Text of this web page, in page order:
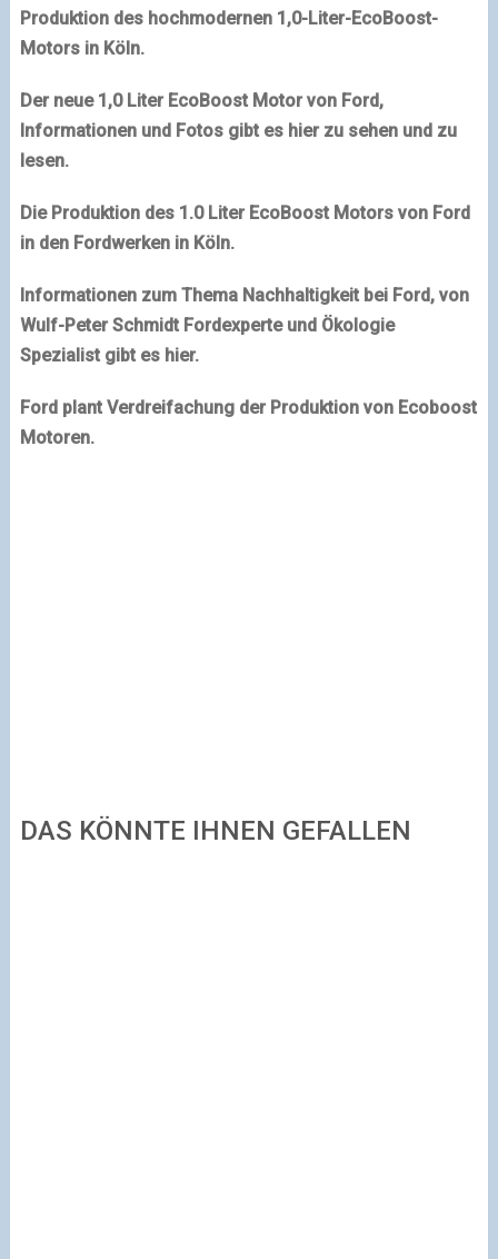
Produktion des hochmodernen 1,0-Liter-EcoBoost-
Motors in Köln.
Der neue 1,0 Liter EcoBoost Motor von Ford,
Informationen und Fotos gibt es hier zu sehen und zu
lesen.
Die Produktion des 1.0 Liter EcoBoost Motors von Ford
in den Fordwerken in Köln.
Informationen zum Thema Nachhaltigkeit bei Ford, von
Wulf-Peter Schmidt Fordexperte und Ökologie
Spezialist gibt es hier.
Ford plant Verdreifachung der Produktion von Ecoboost
Motoren.
DAS KÖNNTE IHNEN GEFALLEN